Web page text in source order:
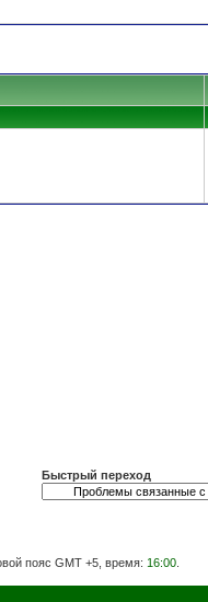
Быстрый переход
пояс GMT +5, время: 16:00.